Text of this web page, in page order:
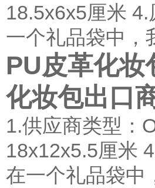
18.5x6x5厘米
一个礼品袋中，
PU皮革化
化妆包出口
1.供应商类型：
18x12x5.5厘米
在一个礼品袋中